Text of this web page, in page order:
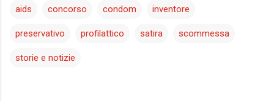
aids concorso condom inventore
preservativo profilattico satira scommessa
storie e notizie